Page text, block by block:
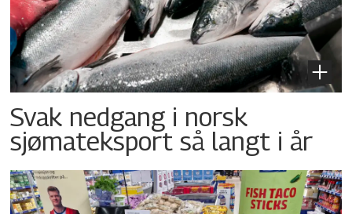
Svak nedgang i norsk
sjømateksport så langt i år